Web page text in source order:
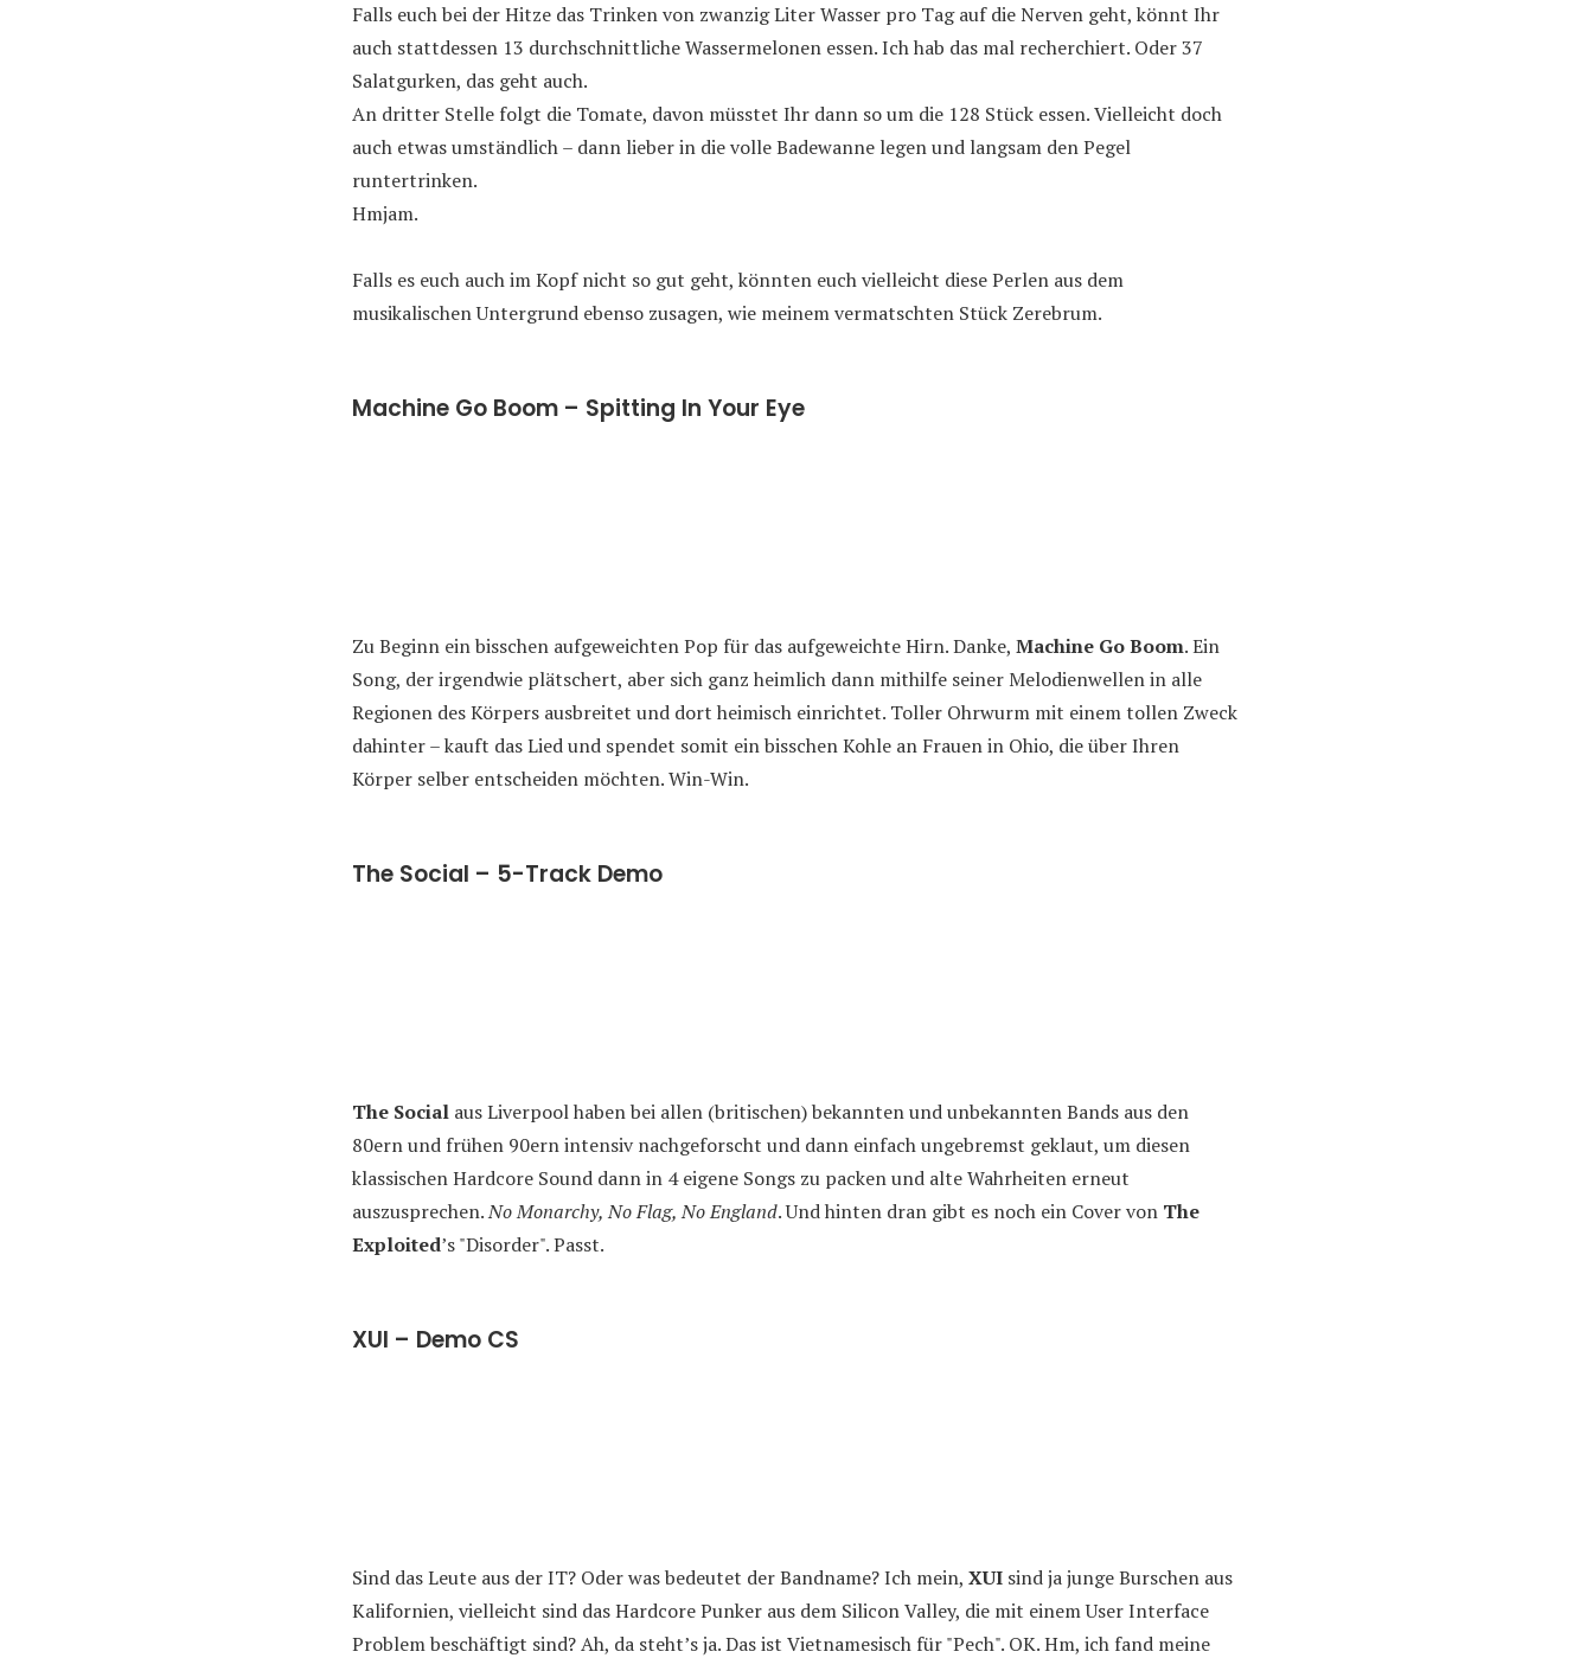
Falls euch bei der Hitze das Trinken von zwanzig Liter Wasser pro Tag auf die Nerven geht, könnt Ihr
auch stattdessen 13 durchschnittliche Wassermelonen essen. Ich hab das mal recherchiert. Oder 37
Salatgurken, das geht auch.
An dritter Stelle folgt die Tomate, davon müsstet Ihr dann so um die 128 Stück essen. Vielleicht doch
auch etwas umständlich – dann lieber in die volle Badewanne legen und langsam den Pegel
runtertrinken.
Hmjam.
Falls es euch auch im Kopf nicht so gut geht, könnten euch vielleicht diese Perlen aus dem
musikalischen Untergrund ebenso zusagen, wie meinem vermatschten Stück Zerebrum.
Machine Go Boom – Spitting In Your Eye
Zu Beginn ein bisschen aufgeweichten Pop für das aufgeweichte Hirn. Danke, Machine Go Boom. Ein
Song, der irgendwie plätschert, aber sich ganz heimlich dann mithilfe seiner Melodienwellen in alle
Regionen des Körpers ausbreitet und dort heimisch einrichtet. Toller Ohrwurm mit einem tollen Zweck
dahinter – kauft das Lied und spendet somit ein bisschen Kohle an Frauen in Ohio, die über Ihren
Körper selber entscheiden möchten. Win-Win.
The Social – 5-Track Demo
The Social aus Liverpool haben bei allen (britischen) bekannten und unbekannten Bands aus den
80ern und frühen 90ern intensiv nachgeforscht und dann einfach ungebremst geklaut, um diesen
klassischen Hardcore Sound dann in 4 eigene Songs zu packen und alte Wahrheiten erneut
auszusprechen.No Monarchy, No Flag, No England. Und hinten dran gibt es noch ein Cover von The
Exploited’s "Disorder". Passt.
XUI – Demo CS
Sind das Leute aus der IT? Oder was bedeutet der Bandname? Ich mein, XUI sind ja junge Burschen aus
Kalifornien, vielleicht sind das Hardcore Punker aus dem Silicon Valley, die mit einem User Interface
Problem beschäftigt sind? Ah, da steht’s ja. Das ist Vietnamesisch für "Pech". OK. Hm, ich fand meine